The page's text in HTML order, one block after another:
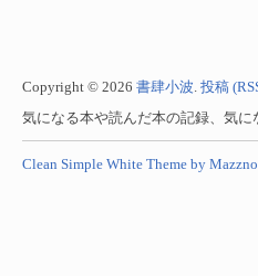
Copyright © 2026 書肆小波. 投稿
気になる本や読んだ本の記録、気
Clean Simple White Theme by